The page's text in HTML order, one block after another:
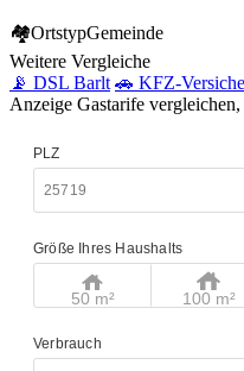
🏘OrtstypGemeinde
Weitere Vergleiche
📡 DSL Barlt 🚗 KFZ-
Anzeige Gastarife